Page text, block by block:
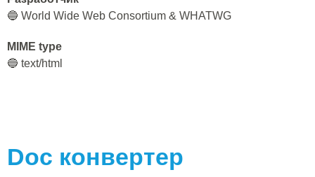
🔵 World Wide Web Consortium & WHATWG
MIME type
🔵 text/html
Doc конвертер